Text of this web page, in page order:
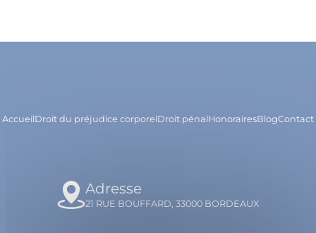
AccueilDroit du préjudice corporelDroit pénalHonorairesBlogContact
Adresse
21 RUE BOUFFARD, 33000 BORDEAUX